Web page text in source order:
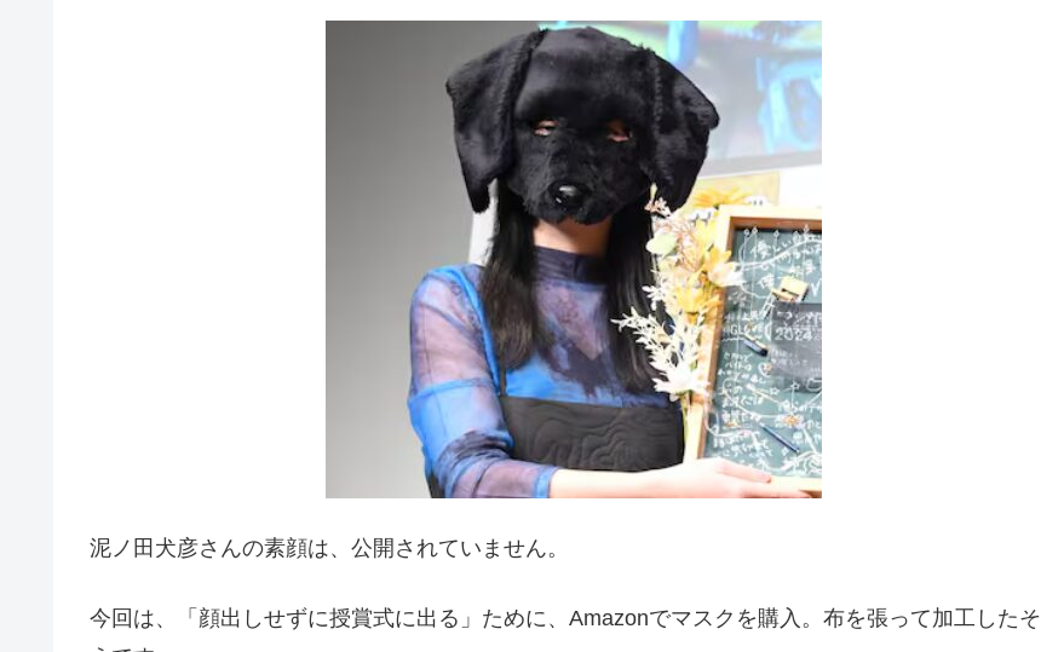
泥ノ田犬彦さんの素顔は、公開されていません。
今回は、「顔出しせずに授賞式に出る」ために、Amazonでマスクを購入。布を張って加工したそ